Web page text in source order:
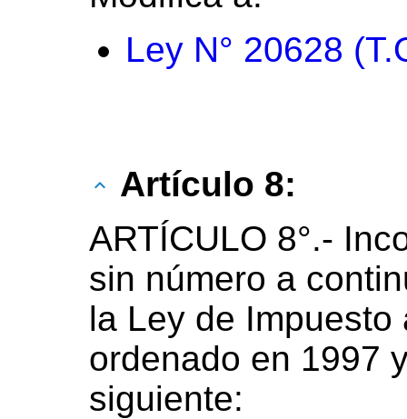
Ley N° 20628
Artículo 8:
ARTÍCULO 8°.-
sin número a
la Ley de
ordenado en 1997
siguiente: